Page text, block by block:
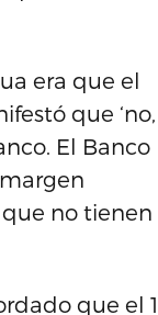
era que el
que ‘no,
El Banco
no tienen
que el 1